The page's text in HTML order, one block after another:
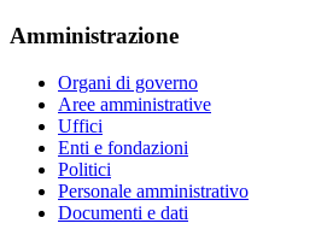
Amministrazione
Organi di governo
Aree amministrative
Uffici
Enti e fondazioni
Politici
Personale amministrativo
Documenti e dati